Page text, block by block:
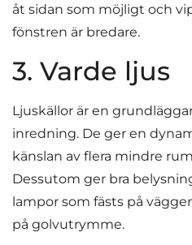
åt sidan som möjligt och
fönstren är bredare.
3. Varde ljus
Ljuskällor är en
inredning. De ger en
känslan av flera mindre
Dessutom ger bra
lampor som fästs på
på golvutrymme.